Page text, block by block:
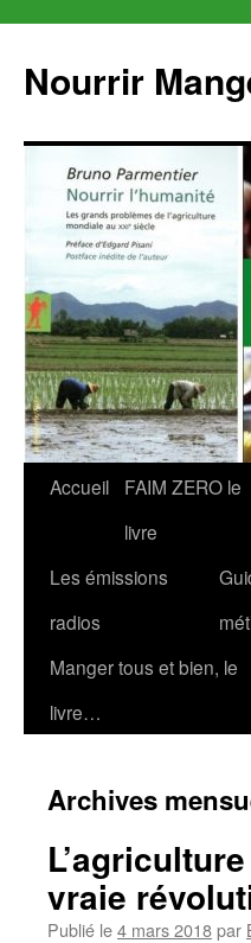
contenu
Nourrir
Accueil
FAIM ZERO le
livre
Les émissions
radios
Manger tous et bien, le
livre…
Archives
vraie
Publié le4 mars 2018par